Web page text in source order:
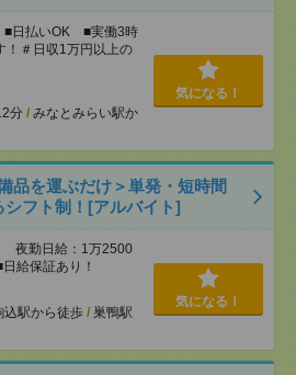
日払いOK ■実働3時
！＃日収1万円以上の
分 / みなとみらい駅か
気になる！
品を運ぶだけ＞単発・短時間
シフト制！[アルバイト]
夜勤日給：1万2500
保証あり！
込駅から徒歩 / 巣鴨駅
気になる！